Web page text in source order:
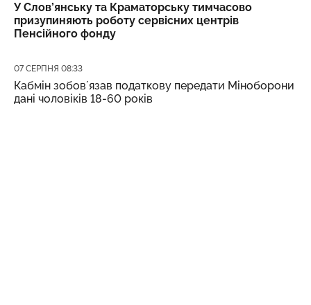
У Слов’янську та Краматорську тимчасово
призупиняють роботу сервісних центрів
Пенсійного фонду
Дата публікації
07 СЕРПНЯ 08:33
Кабмін зобовʼязав податкову передати Міноборони
дані чоловіків 18-60 років